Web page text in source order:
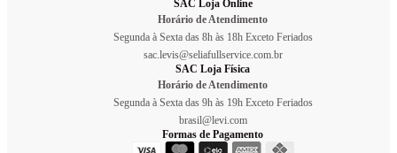
SAC Loja Online
Horário de Atendimento
Segunda à Sexta das 8h às 18h Exceto Feriados
sac.levis@seliafullservice.com.br
SAC Loja Física
Horário de Atendimento
Segunda à Sexta das 9h às 19h Exceto Feriados
brasil@levi.com
Formas de Pagamento